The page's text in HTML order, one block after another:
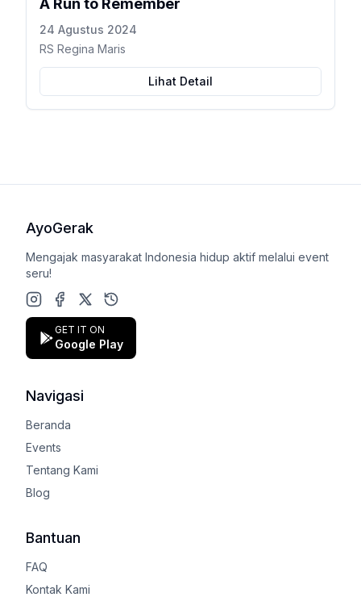
A Run to Remember
24 Agustus 2024
RS Regina Maris
Lihat Detail
AyoGerak
Mengajak masyarakat Indonesia hidup aktif melalui event
seru!
Instagram
Facebook
X (Twitter)
Google Play Store
GET IT ON
Google Play
Navigasi
Beranda
Events
Tentang Kami
Blog
Bantuan
FAQ
Kontak Kami